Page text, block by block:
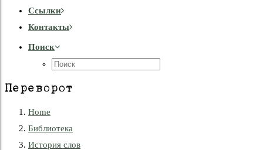
Cсылки
Контакты
Поиск
Переворот
Home
Библиотека
История слов